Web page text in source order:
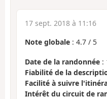
17 sept. 2018 à 11:16
Note globale : 4.7 / 5
Date de la randonnée :
Fiabilité de la
Facilité à suivre
Intérêt du circuit de